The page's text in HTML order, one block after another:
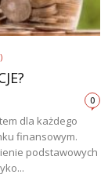
0
dla każdego
finansowym.
podstawowych